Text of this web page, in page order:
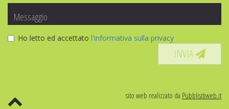
Ho letto ed accettato l'informativa sulla privacy
INVIA
sito web realizzato da Pubblisitiweb.it